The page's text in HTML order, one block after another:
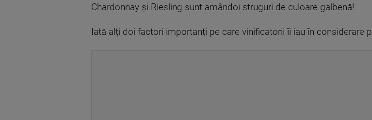
Chardonnay și Riesling sunt amândoi struguri de culoare galbenă!
Iată alți doi factori importanți pe care vinificatorii îi iau în considerare